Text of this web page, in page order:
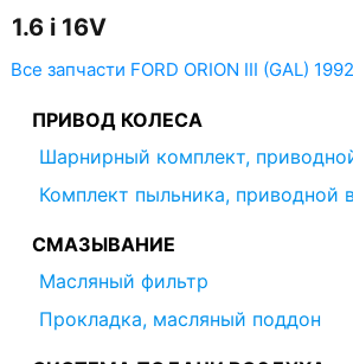
1.6 i 16V
Все запчасти FORD ORION III (GAL)
ПРИВОД КОЛЕСА
Шарнирный комплект,
Комплект пыльника, приводной
СМАЗЫВАНИЕ
Масляный фильтр
Прокладка, масляный поддон